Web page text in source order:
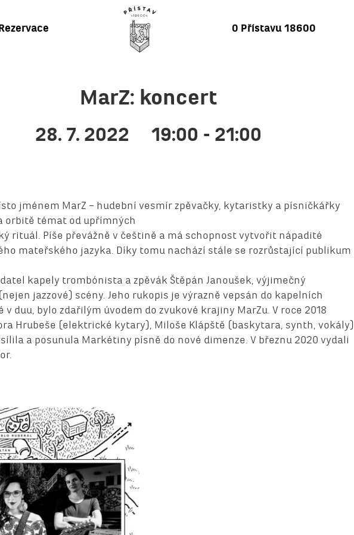
O Přístavu 18600
MarZ: koncert
28. 7. 2022 19:00 - 21:00
jménem MarZ – hudební vesmír zpěvačky, kytaristky a písničkářky
orbitě témat od upřímných
rituál. Píše převážně v češtině a má schopnost vytvořit nápadité
mateřského jazyka. Díky tomu nachází stále se rozrůstající publikum
kapely trombónista a zpěvák Štěpán Janoušek, výjimečný
jazzové) scény. Jeho rukopis je výrazně vepsán do kapelních
duu, bylo zdařilým úvodem do zvukové krajiny MarZu. V roce 2018
Hrubeše (elektrické kytary), Miloše Klápště (baskytara, synth, vokály)
a posunula Markétiny písně do nové dimenze. V březnu 2020 vydali